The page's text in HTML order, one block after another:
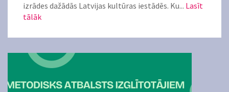
izrādes dažādās Latvijas kultūras iestādēs. Ku... Lasīt
tālāk